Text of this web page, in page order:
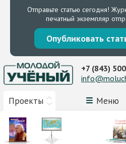
Отправьте статью сегодня!
печатный экземпляр
Опубликовать
Проекты Меню
+7 (843)